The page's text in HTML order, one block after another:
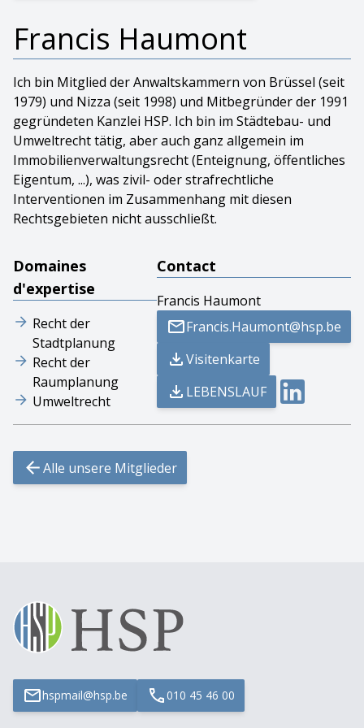
Francis Haumont
Ich bin Mitglied der Anwaltskammern von Brüssel (seit
1979) und Nizza (seit 1998) und Mitbegründer der 1991
gegründeten Kanzlei HSP. Ich bin im Städtebau- und
Umweltrecht tätig, aber auch ganz allgemein im
Immobilienverwaltungsrecht (Enteignung, öffentliches
Eigentum, ...), was zivil- oder strafrechtliche
Interventionen im Zusammenhang mit diesen
Rechtsgebieten nicht ausschließt.
Domaines
d'expertise
Recht der
Stadtplanung
Recht der
Raumplanung
Umweltrecht
Contact
Francis Haumont
Francis.Haumont@hsp.be
Visitenkarte
LEBENSLAUF
Alle unsere Mitglieder
hspmail@hsp.be 010 45 46 00